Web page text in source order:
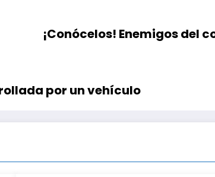
¡Conócelos! Enemigos del
por un vehículo